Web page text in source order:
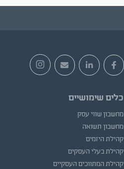
כלים שימושיים
מחשבון שווי עסק
מחשבון תשואה
קהילת היזמים
קהילת בעלי העסקים
קהילת המתווכים העסקיים